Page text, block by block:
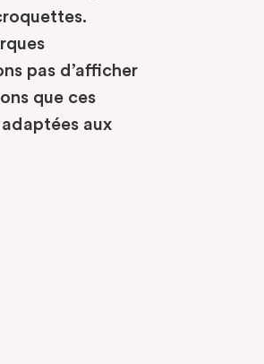
pas d’afficher
que ces
aux